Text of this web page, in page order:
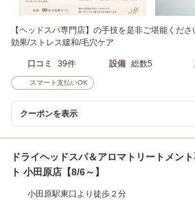
【ヘッドスパ専門店】の手技を是非ご堪能くだ
効果/ストレス緩和/毛穴ケア
口コミ 39件 設備 総数5
スマート支払いOK
クーポンを表示
ドライヘッドスパ＆アロマトリートメン
ト 小田原店【8/6～】
小田原駅東口より徒歩２分